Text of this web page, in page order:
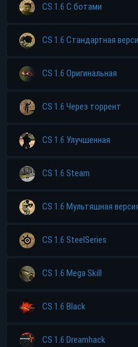
CS 1.6 С ботами
CS 1.6 Стандартная
CS 1.6 Оригинальная
CS 1.6 Через торрент
CS 1.6 Улучшенная
CS 1.6 Steam
CS 1.6 Мультяшная
CS 1.6 SteelSeries
CS 1.6 Mega Skill
CS 1.6 Black
CS 1.6 Dreamhack